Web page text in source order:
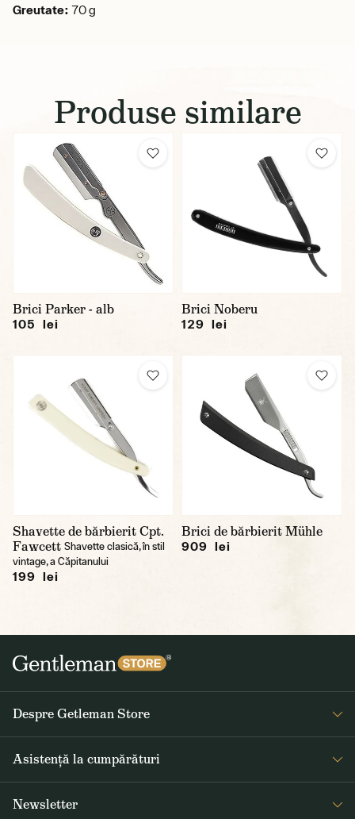
Greutate: 70 g
Produse similare
Brici Parker - alb
105 lei
Brici Noberu
129 lei
Shavette de bărbierit Cpt.
Fawcett Shavette clasică, în stil
vintage, a Căpitanului
199 lei
Brici de bărbierit Mühle
909 lei
Despre Getleman Store
Asistență la cumpărături
Newsletter